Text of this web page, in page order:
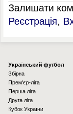
Залишати
Реєстрація,
Українcький футбол
Збірна
Прем'єр-ліга
Перша ліга
Друга ліга
Кубок України